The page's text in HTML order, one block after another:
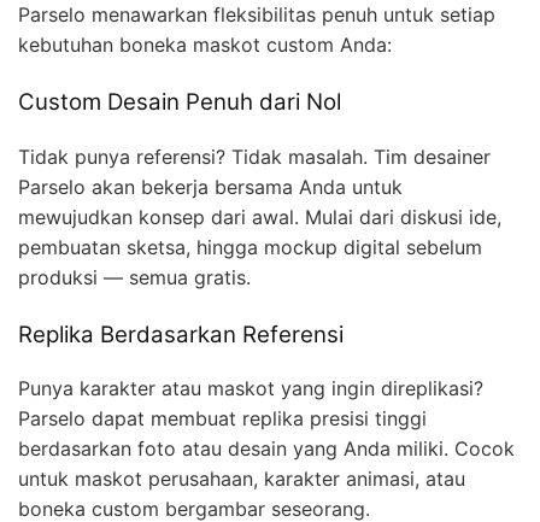
Parselo menawarkan fleksibilitas penuh untuk setiap
kebutuhan boneka maskot custom Anda:
Custom Desain Penuh dari Nol
Tidak punya referensi? Tidak masalah. Tim desainer
Parselo akan bekerja bersama Anda untuk
mewujudkan konsep dari awal. Mulai dari diskusi ide,
pembuatan sketsa, hingga mockup digital sebelum
produksi — semua gratis.
Replika Berdasarkan Referensi
Punya karakter atau maskot yang ingin direplikasi?
Parselo dapat membuat replika presisi tinggi
berdasarkan foto atau desain yang Anda miliki. Cocok
untuk maskot perusahaan, karakter animasi, atau
boneka custom bergambar seseorang.